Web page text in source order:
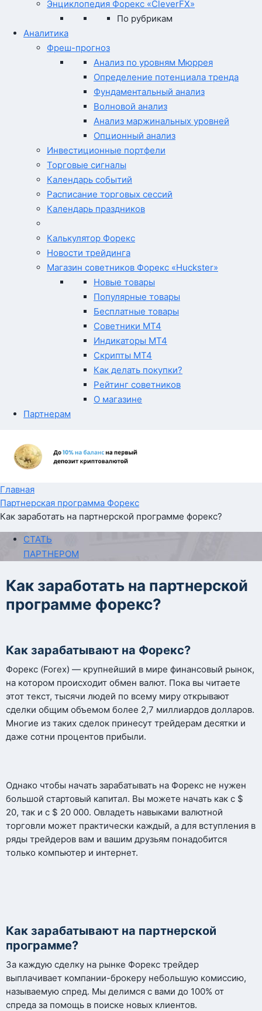
Энциклопедия Форекс «CleverFX»
По рубрикам
Аналитика
Фреш-прогноз
Анализ по уровням Мюррея
Определение потенциала тренда
Фундаментальный анализ
Волновой анализ
Анализ маржинальных уровней
Опционный анализ
Инвестиционные портфели
Торговые сигналы
Календарь событий
Расписание торговых сессий
Календарь праздников
Калькулятор Форекс
Новости трейдинга
Магазин советников Форекс «Huckster»
Новые товары
Популярные товары
Бесплатные товары
Советники MT4
Индикаторы MT4
Скрипты MT4
Как делать покупки?
Рейтинг советников
О магазине
Партнерам
Главная
Партнерская программа Форекс
Как заработать на партнерской программе форекс?
СТАТЬ
ПАРТНЕРОМ
Как заработать на партнерской
программе форекс?
Как зарабатывают на Форекс?
Форекс (Forex) — крупнейший в мире финансовый рынок,
на котором происходит обмен валют. Пока вы читаете
этот текст, тысячи людей по всему миру открывают
сделки общим объемом более 2,7 миллиардов долларов.
Многие из таких сделок принесут трейдерам десятки и
даже сотни процентов прибыли.
Однако чтобы начать зарабатывать на Форекс не нужен
большой стартовый капитал. Вы можете начать как с $
20, так и с $ 20 000. Овладеть навыками валютной
торговли может практически каждый, а для вступления в
ряды трейдеров вам и вашим друзьям понадобится
только компьютер и интернет.
Как зарабатывают на партнерской
программе?
За каждую сделку на рынке Форекс трейдер
выплачивает компании-брокеру небольшую комиссию,
называемую спред. Мы делимся с вами до 100% от
спреда за помощь в поиске новых клиентов.